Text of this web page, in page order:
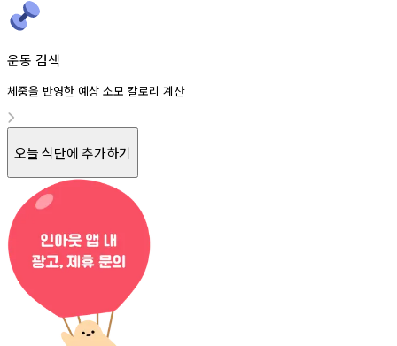
운동 검색
체중을 반영한 예상 소모 칼로리 계산
오늘 식단에 추가하기